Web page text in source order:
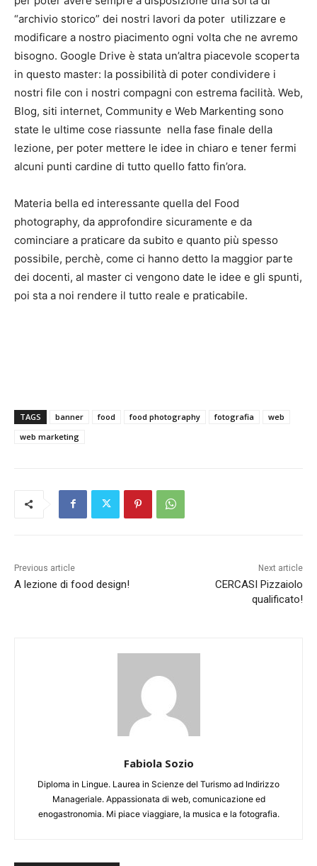
“archivio storico” dei nostri lavori da poter utilizzare e
modificare a nostro piacimento ogni volta che ne avremo
bisogno. Google Drive è stata un’altra piacevole scoperta
in questo master: la possibilità di poter condividere i
nostri file con i nostri compagni con estrema facilità. Web,
Blog, siti internet, Community e Web Markenting sono
state le ultime cose riassunte nella fase finale della
lezione, per poter mettere le idee in chiaro e tener fermi
alcuni punti cardine di tutto quello fatto fin’ora.
Materia bella ed interessante quella del Food
photography, da approfondire sicuramente e da
cominciare a praticare da subito e quanto più spesso
possibile, perchè, come ci hanno detto la maggior parte
dei docenti, al master ci vengono date le idee e gli spunti,
poi sta a noi rendere il tutto reale e praticabile.
TAGS banner food food photography fotografia
web
web marketing
Previous article
A lezione di food design!
Next article
CERCASI Pizzaiolo
qualificato!
Fabiola Sozio
Diploma in Lingue. Laurea in Scienze del Turismo ad Indirizzo
Manageriale. Appassionata di web, comunicazione ed
enogastronomia. Mi piace viaggiare, la musica e la fotografia.